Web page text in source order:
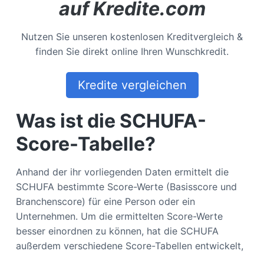
auf Kredite.com
Nutzen Sie unseren kostenlosen Kreditvergleich &
finden Sie direkt online Ihren Wunschkredit.
Kredite vergleichen
Was ist die SCHUFA-
Score-Tabelle?
Anhand der ihr vorliegenden Daten ermittelt die
SCHUFA bestimmte Score-Werte (Basisscore und
Branchenscore) für eine Person oder ein
Unternehmen. Um die ermittelten Score-Werte
besser einordnen zu können, hat die SCHUFA
außerdem verschiedene Score-Tabellen entwickelt,